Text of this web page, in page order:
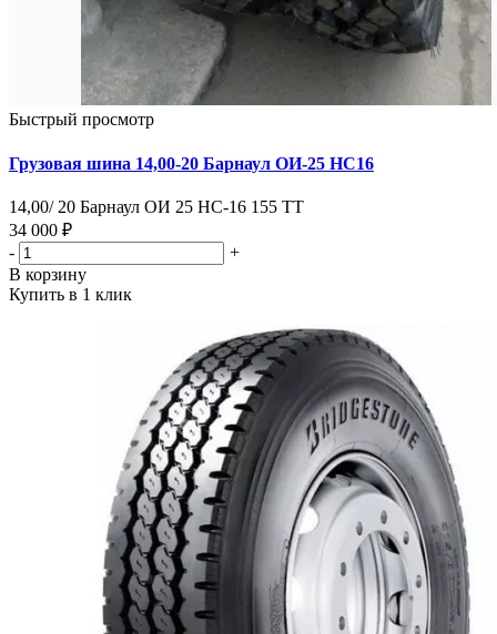
Быстрый просмотр
Грузовая шина 14,00-20 Барнаул ОИ-25 НС16
14,00/ 20 Барнаул ОИ 25 НС-16 155 ТТ
34 000 ₽
-
+
В корзину
Купить в 1 клик